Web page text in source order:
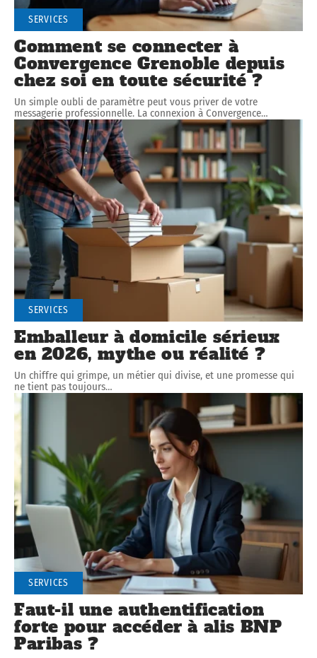
SERVICES
Comment se connecter à
Convergence Grenoble depuis
chez soi en toute sécurité ?
Un simple oubli de paramètre peut vous priver de votre
messagerie professionnelle. La connexion à Convergence…
SERVICES
Emballeur à domicile sérieux
en 2026, mythe ou réalité ?
Un chiffre qui grimpe, un métier qui divise, et une promesse qui
ne tient pas toujours…
SERVICES
Faut-il une authentification
forte pour accéder à alis BNP
Paribas ?